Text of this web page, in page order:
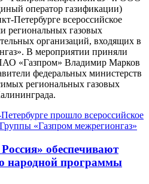
оператор газификации)
Петербурге всероссийское
региональных газовых
организаций, входящих в
В мероприятии приняли
«Газпром» Владимир Марков
федеральных министерств
региональных газовых
прошло всероссийское
«Газпром межрегионгаз»
обеспечивают
народной программы